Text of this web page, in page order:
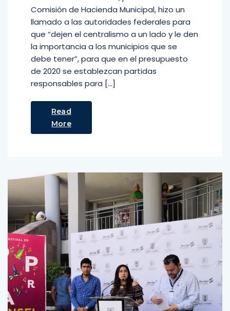
Comisión de Hacienda Municipal, hizo un
llamado a las autoridades federales para
que “dejen el centralismo a un lado y le den
la importancia a los municipios que se
debe tener”, para que en el presupuesto
de 2020 se establezcan partidas
responsables para […]
Read
More